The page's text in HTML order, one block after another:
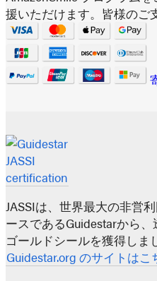
援いただけます。皆様のご
JASSIは、世界最大の非営
ースであるGuidestarから
ゴールドシールを獲得しま
Guidestar.org のサイトはこ